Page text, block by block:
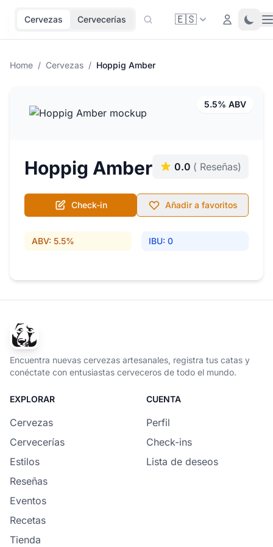
Cervezas Cervecerías 🇪🇸 Login
Home / Cervezas / Hoppig Amber
5.5% ABV
Hoppig Amber 0.0 ( Reseñas)
Check-in Añadir a favoritos
ABV: 5.5% IBU: 0
Encuentra nuevas cervezas artesanales, registra tus catas y
conéctate con entusiastas cerveceros de todo el mundo.
EXPLORAR
Cervezas
Cervecerías
Estilos
Reseñas
Eventos
Recetas
Tienda
CUENTA
Perfil
Check-ins
Lista de deseos